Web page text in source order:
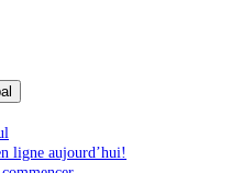
ligne aujourd’hui!